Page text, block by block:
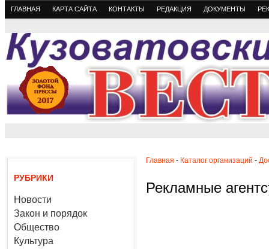
ГЛАВНАЯ КАРТА САЙТА КОНТАКТЫ РЕДАКЦИЯ ДОКУМЕНТЫ
РУБРИКИ
Новости
Закон и порядок
Общество
Культура
Главная - Каталог организаций -
Рекламные